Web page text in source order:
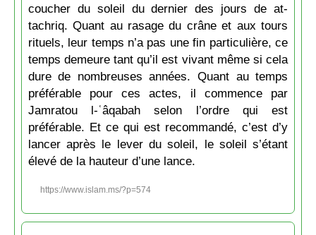
coucher du soleil du dernier des jours de at-
tachriq. Quant au rasage du crâne et aux tours
rituels, leur temps n’a pas une fin particulière, ce
temps demeure tant qu’il est vivant même si cela
dure de nombreuses années. Quant au temps
préférable pour ces actes, il commence par
Jamratou l-ʿâqabah selon l’ordre qui est
préférable. Et ce qui est recommandé, c’est d’y
lancer après le lever du soleil, le soleil s’étant
élevé de la hauteur d’une lance.
https://www.islam.ms/?p=574